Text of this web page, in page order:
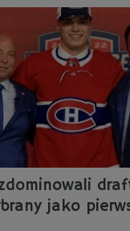
zdominowali
jako